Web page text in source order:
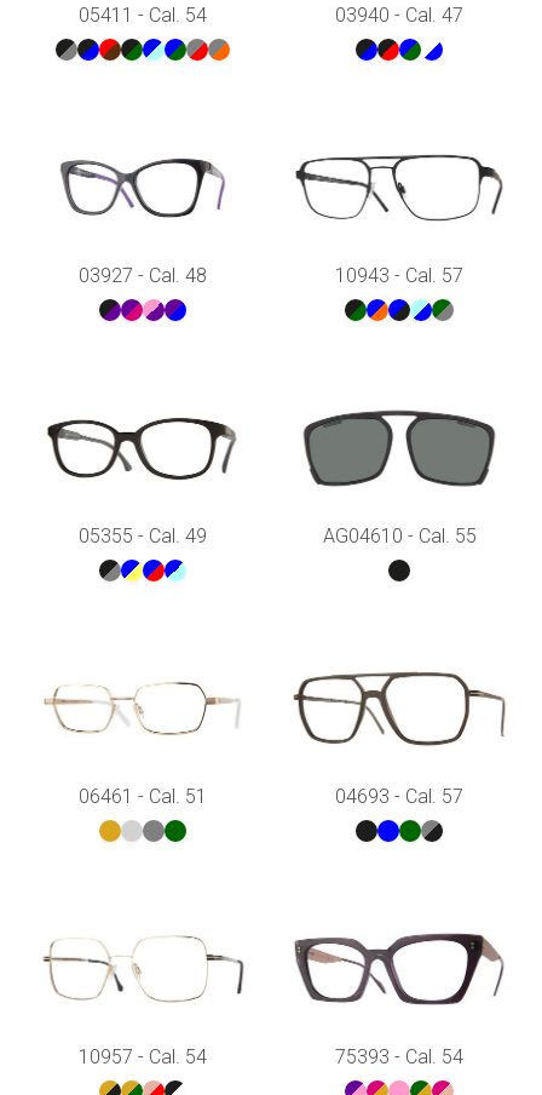
05411 - Cal. 54 03940 - Cal. 47
03927 - Cal. 48 10943 - Cal. 57
05355 - Cal. 49 AG04610 - Cal. 55
06461 - Cal. 51 04693 - Cal. 57
10957 - Cal. 54 75393 - Cal. 54